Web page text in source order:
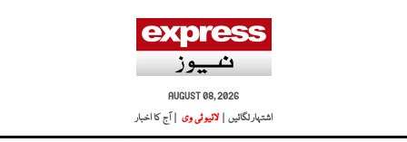
AUGUST 08, 2026
اشتہار لگائیں |
لائیو ٹی وی | آج کا اخبار